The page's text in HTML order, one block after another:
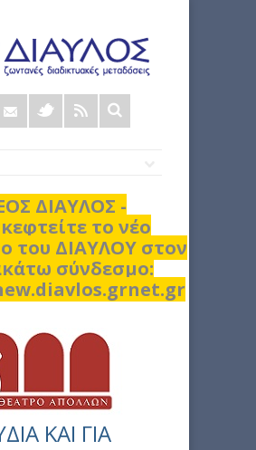
Φόρμα
αναζήτησης
ΔΙΑΥΛΟΣ -
το νέο
του ΔΙΑΥΛΟΥ στον
σύνδεσμο:
ΚΑΙ ΓΙΑ